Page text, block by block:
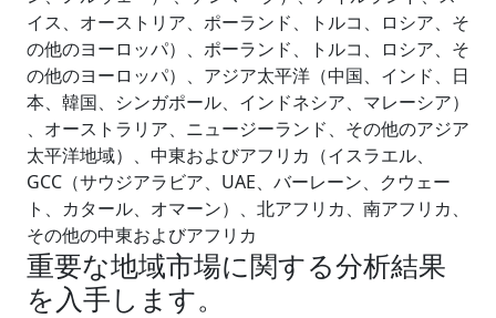
イス、オーストリア、ポーランド、トルコ、ロシア、そ
の他のヨーロッパ）、ポーランド、トルコ、ロシア、そ
の他のヨーロッパ）、アジア太平洋（中国、インド、日
本、韓国、シンガポール、インドネシア、マレーシア）
、オーストラリア、ニュージーランド、その他のアジア
太平洋地域）、中東およびアフリカ（イスラエル、
GCC（サウジアラビア、UAE、バーレーン、クウェー
ト、カタール、オマーン）、北アフリカ、南アフリカ、
その他の中東およびアフリカ
重要な地域市場に関する分析結果
を入手します。